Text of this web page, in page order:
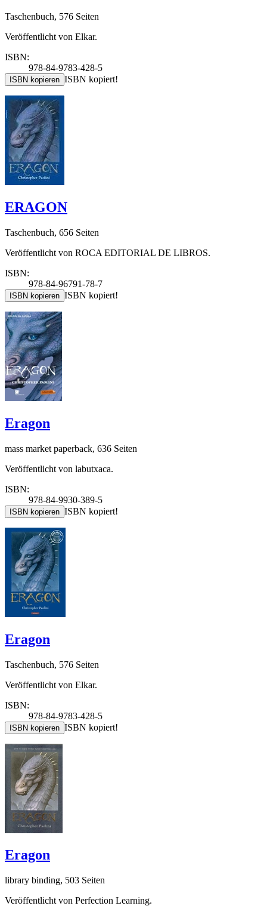
Taschenbuch, 576 Seiten
Veröffentlicht von Elkar.
ISBN:
978-84-9783-428-5
ISBN kopieren ISBN kopiert!
ERAGON
Taschenbuch, 656 Seiten
Veröffentlicht von ROCA EDITORIAL DE LIBROS.
ISBN:
978-84-96791-78-7
ISBN kopieren ISBN kopiert!
Eragon
mass market paperback, 636 Seiten
Veröffentlicht von labutxaca.
ISBN:
978-84-9930-389-5
ISBN kopieren ISBN kopiert!
Eragon
Taschenbuch, 576 Seiten
Veröffentlicht von Elkar.
ISBN:
978-84-9783-428-5
ISBN kopieren ISBN kopiert!
Eragon
library binding, 503 Seiten
Veröffentlicht von Perfection Learning.